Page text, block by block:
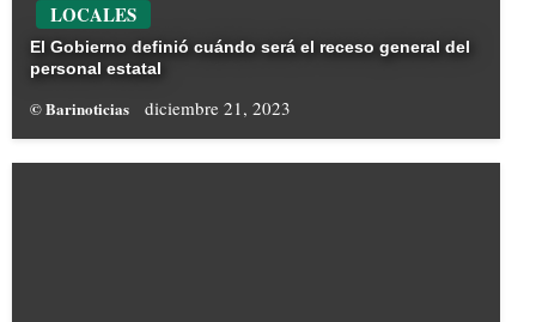
LOCALES
El Gobierno definió cuándo será el receso general del
personal estatal
© Barinoticias diciembre 21, 2023